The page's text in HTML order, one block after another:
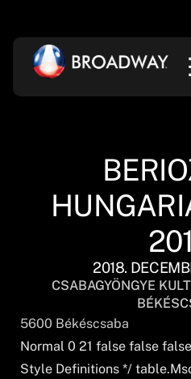
2018.
CSABAGYÖNGYE
5600 Békéscsaba
Normal 0 21 false false
Style Definitions */